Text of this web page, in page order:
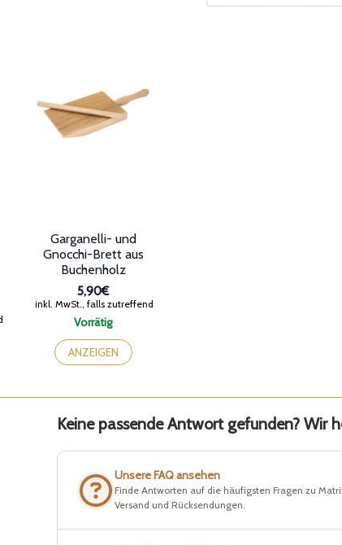
Vorrätig
Garganelli- und
Gnocchi-Brett aus
Buchenholz
5,90€
inkl. MwSt., falls zutreffend
ANZEIGEN
Keine passende Antwort gefunden? Wir
Unsere FAQ ansehen
Finde Antworten auf die häufigsten Fragen zu
Versand und Rücksendungen.